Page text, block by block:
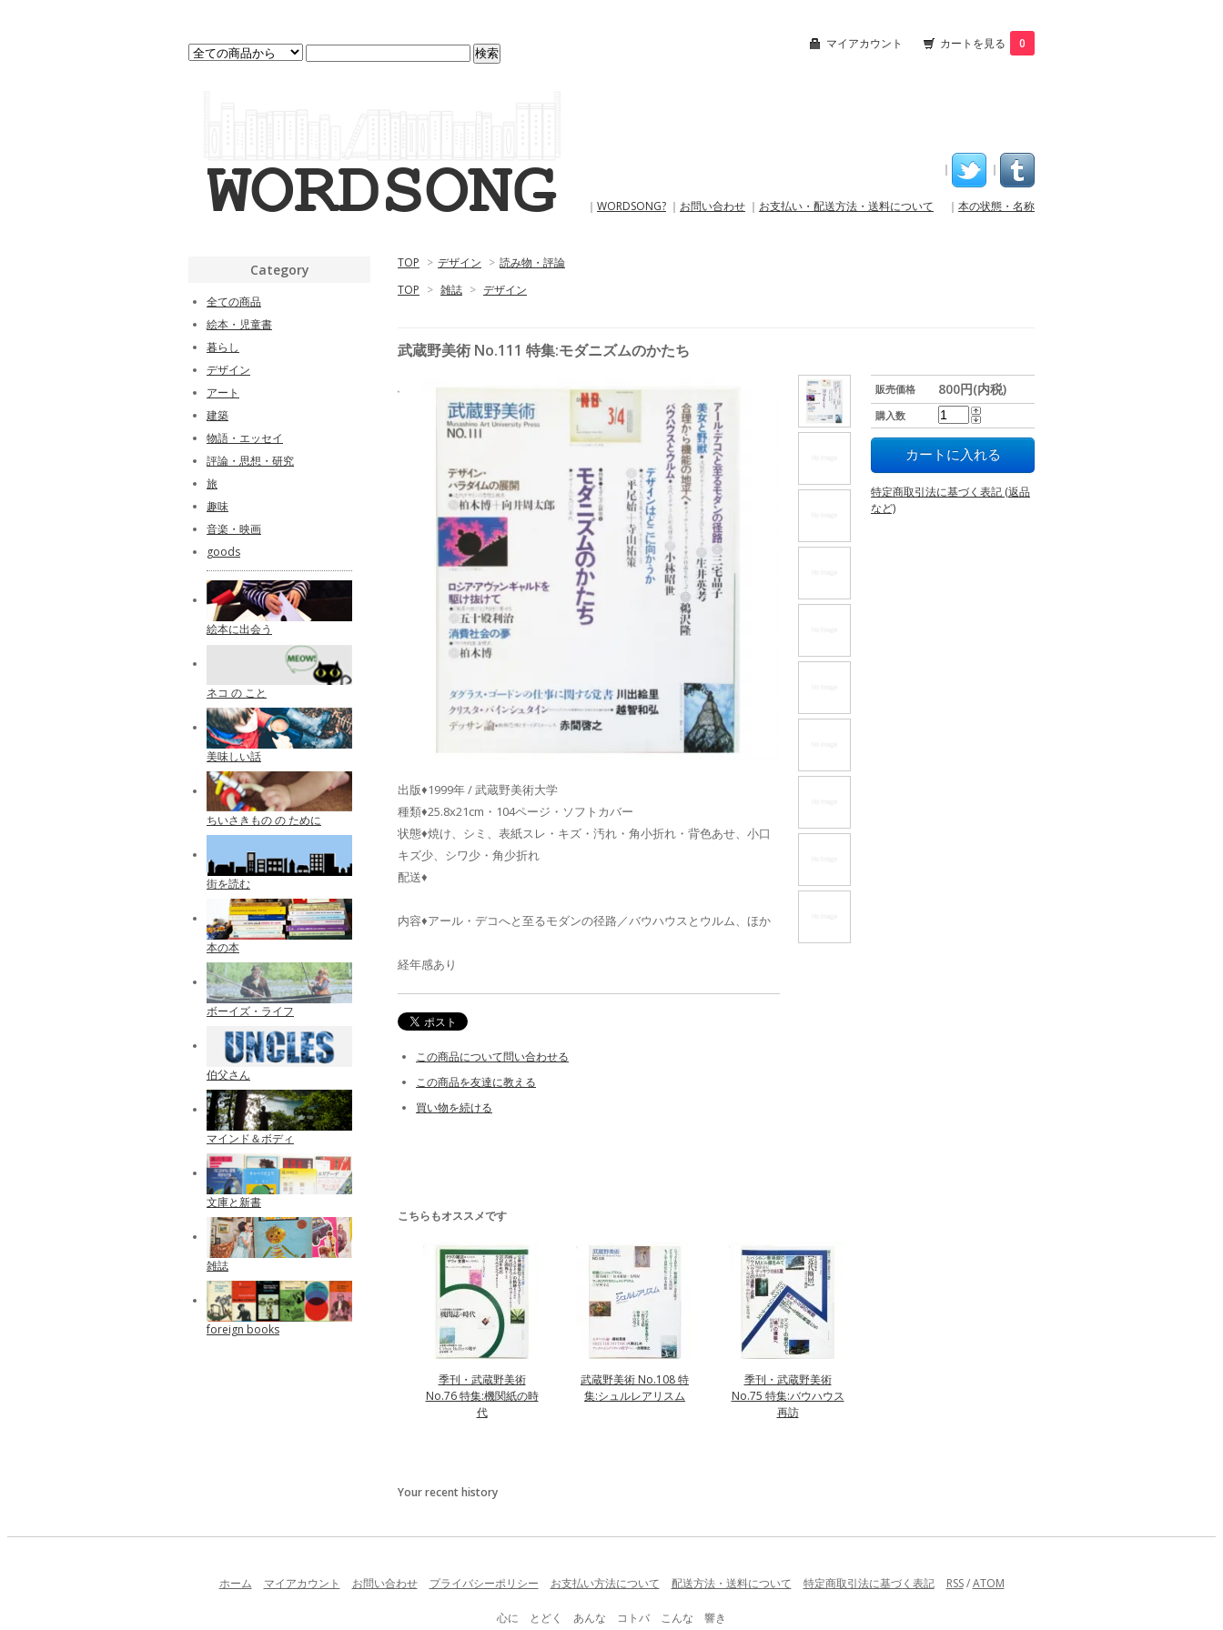
マイアカウント カートを見る 0
｜ ｜
｜ WORDSONG? ｜ お問い合わせ ｜ お支払い・配送方法・送料について ｜ 本の状態・名称
TOP > デザイン > 読み物・評論
TOP > 雑誌 > デザイン
武蔵野美術 No.111 特集:モダニズムのかたち
販売価格 800円(内税)
購入数
特定商取引法に基づく表記 (返品
など)
出版♦1999年 / 武蔵野美術大学
種類♦25.8x21cm・104ページ・ソフトカバー
状態♦焼け、シミ、表紙スレ・キズ・汚れ・角小折れ・背色あせ、小口
キズ少、シワ少・角少折れ
配送♦
内容♦アール・デコへと至るモダンの径路／バウハウスとウルム、ほか
経年感あり
この商品について問い合わせる
この商品を友達に教える
買い物を続ける
こちらもオススメです
季刊・武蔵野美術
No.76 特集:機関紙の時
代
武蔵野美術 No.108 特
集:シュルレアリスム
季刊・武蔵野美術
No.75 特集:バウハウス
再訪
Your recent history
Category
全ての商品
絵本・児童書
暮らし
デザイン
アート
建築
物語・エッセイ
評論・思想・研究
旅
趣味
音楽・映画
goods
絵本に出会う
ネコ の こと
美味しい話
ちいさきもの の ために
街を読む
本の本
ボーイズ・ライフ
伯父さん
マインド＆ボディ
文庫と新書
雑誌
foreign books
ホーム マイアカウント お問い合わせ プライバシーポリシー お支払い方法について 配送方法・送料について 特定商取引法に基づく表記 RSS/ATOM
心に とどく あんな コトバ こんな 響き